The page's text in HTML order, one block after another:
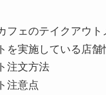
フェのテイクアウト
を実施している店舗
注文方法
注意点